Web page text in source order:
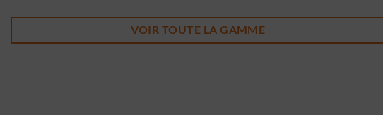
VOIR TOUTE LA GAMME